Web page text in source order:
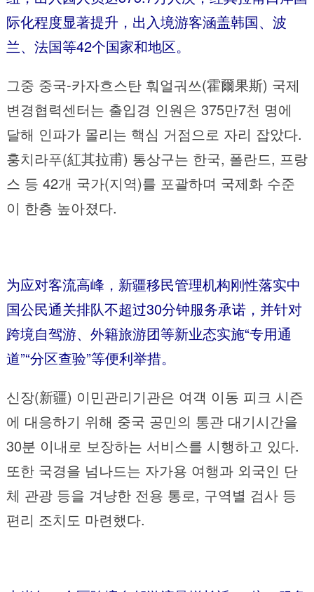
际化程度显著提升，出入境游客涵盖韩国、波
兰、法国等42个国家和地区。
그중 중국-카자흐스탄 훠얼궈쓰(霍爾果斯) 국제
변경협력센터는 출입경 인원은 375만7천 명에
달해 인파가 몰리는 핵심 거점으로 자리 잡았다.
훙치라푸(紅其拉甫) 통상구는 한국, 폴란드, 프랑
스 등 42개 국가(지역)를 포괄하며 국제화 수준
이 한층 높아졌다.
为应对客流高峰，新疆移民管理机构刚性落实中
国公民通关排队不超过30分钟服务承诺，并针对
跨境自驾游、外籍旅游团等新业态实施“专用通
道”“分区查验”等便利举措。
신장(新疆) 이민관리기관은 여객 이동 피크 시즌
에 대응하기 위해 중국 공민의 통관 대기시간을
30분 이내로 보장하는 서비스를 시행하고 있다.
또한 국경을 넘나드는 자가용 여행과 외국인 단
체 관광 등을 겨냥한 전용 통로, 구역별 검사 등
편리 조치도 마련했다.